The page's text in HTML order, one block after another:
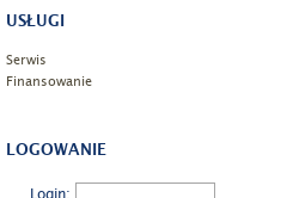
USŁUGI
Serwis
Finansowanie
LOGOWANIE